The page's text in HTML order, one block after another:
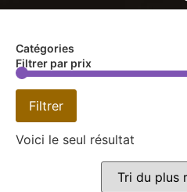
Catégories
Filtrer par prix
Filtrer
Voici le seul résultat